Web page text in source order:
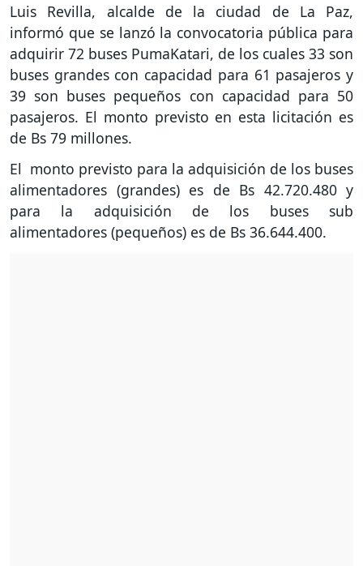
Luis Revilla, alcalde de la ciudad de La Paz,
informó que se lanzó la convocatoria pública para
adquirir 72 buses PumaKatari, de los cuales 33 son
buses grandes con capacidad para 61 pasajeros y
39 son buses pequeños con capacidad para 50
pasajeros. El monto previsto en esta licitación es
de Bs 79 millones.
El monto previsto para la adquisición de los buses
alimentadores (grandes) es de Bs 42.720.480 y
para la adquisición de los buses sub
alimentadores (pequeños) es de Bs 36.644.400.